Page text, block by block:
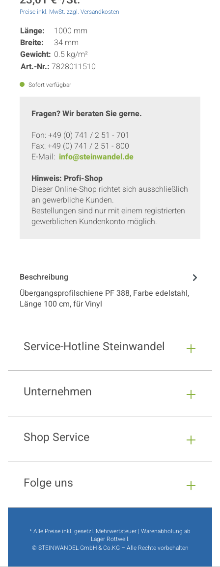
Preise inkl. MwSt. zzgl. Versandkosten
Länge:
1000 mm
Breite:
34 mm
Gewicht: 0.5 kg/m²
Art.-Nr.: 7828011510
Sofort verfügbar
Fragen? Wir beraten Sie gerne.
Fon: +49 (0) 741 / 2 51 - 701
Fax: +49 (0) 741 / 2 51 - 800
E-Mail: info@steinwandel.de
Hinweis: Profi-Shop
Dieser Online-Shop richtet sich ausschließlich
an gewerbliche Kunden.
Bestellungen sind nur mit einem registrierten
gewerblichen Kundenkonto möglich.
Beschreibung
Übergangsprofilschiene PF 388, Farbe edelstahl,
Länge 100 cm, für Vinyl
Service-Hotline Steinwandel
Unternehmen
Shop Service
Folge uns
* Alle Preise inkl. gesetzl. Mehrwertsteuer | Warenabholung ab
Lager Rottweil.
© STEINWANDEL GmbH & Co.KG – Alle Rechte vorbehalten